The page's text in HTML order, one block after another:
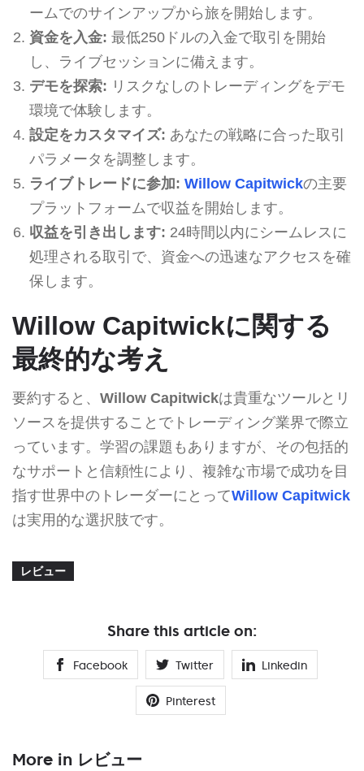
ームでのサインアップから旅を開始します。
資金を入金: 最低250ドルの入金で取引を開始
し、ライブセッションに備えます。
デモを探索: リスクなしのトレーディングをデモ
環境で体験します。
設定をカスタマイズ: あなたの戦略に合った取引
パラメータを調整します。
ライブトレードに参加: Willow Capitwickの主要
プラットフォームで収益を開始します。
収益を引き出します: 24時間以内にシームレスに
処理される取引で、資金への迅速なアクセスを確
保します。
Willow Capitwickに関する
最終的な考え
要約すると、 Willow Capitwickは貴重なツールとリ
ソースを提供することでトレーディング業界で際立
っています。学習の課題もありますが、その包括的
なサポートと信頼性により、複雑な市場で成功を目
指す世界中のトレーダーにとってWillow Capitwick
は実用的な選択肢です。
レビュー
Share this article on:
Facebook Twitter Linkedin
Pinterest
More in レビュー